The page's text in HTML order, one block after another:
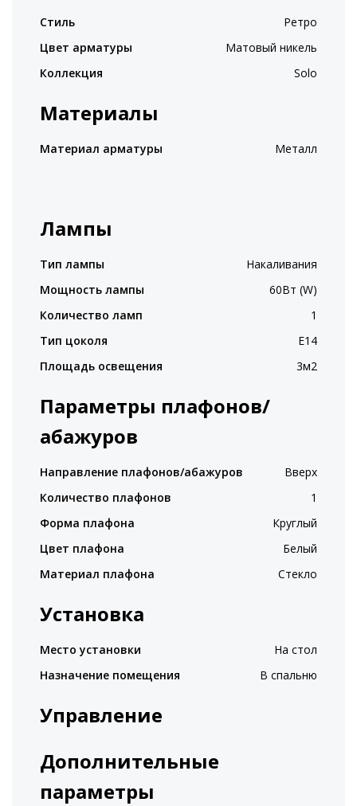
Стиль
Ретро
Цвет арматуры
Матовый никель
Коллекция
Solo
Материалы
Материал арматуры Металл
Лампы
Тип лампы
Накаливания
Мощность лампы
60Вт (W)
Количество ламп
1
Тип цоколя
E14
Площадь освещения
3м2
Параметры плафонов/
абажуров
Направление плафонов/абажуров
Вверх
Количество плафонов
1
Форма плафона
Круглый
Цвет плафона
Белый
Материал плафона
Стекло
Установка
Место установки
На стол
Назначение помещения
В спальню
Управление
Дополнительные
параметры